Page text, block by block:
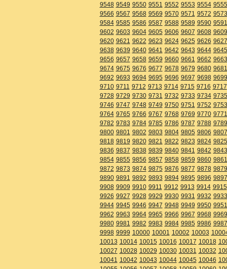
9548 9549 9550 9551 9552 9553 9554 9555
9566 9567 9568 9569 9570 9571 9572 9573
9584 9585 9586 9587 9588 9589 9590 9591
9602 9603 9604 9605 9606 9607 9608 9609
9620 9621 9622 9623 9624 9625 9626 9627
9638 9639 9640 9641 9642 9643 9644 9645
9656 9657 9658 9659 9660 9661 9662 9663
9674 9675 9676 9677 9678 9679 9680 9681
9692 9693 9694 9695 9696 9697 9698 9699
9710 9711 9712 9713 9714 9715 9716 9717
9728 9729 9730 9731 9732 9733 9734 9735
9746 9747 9748 9749 9750 9751 9752 9753
9764 9765 9766 9767 9768 9769 9770 9771
9782 9783 9784 9785 9786 9787 9788 9789
9800 9801 9802 9803 9804 9805 9806 9807
9818 9819 9820 9821 9822 9823 9824 9825
9836 9837 9838 9839 9840 9841 9842 9843
9854 9855 9856 9857 9858 9859 9860 9861
9872 9873 9874 9875 9876 9877 9878 9879
9890 9891 9892 9893 9894 9895 9896 9897
9908 9909 9910 9911 9912 9913 9914 9915
9926 9927 9928 9929 9930 9931 9932 9933
9944 9945 9946 9947 9948 9949 9950 9951
9962 9963 9964 9965 9966 9967 9968 9969
9980 9981 9982 9983 9984 9985 9986 9987
9998 9999 10000 10001 10002 10003
10013 10014 10015 10016 10017 10018
10027 10028 10029 10030 10031 10032
10041 10042 10043 10044 10045 10046